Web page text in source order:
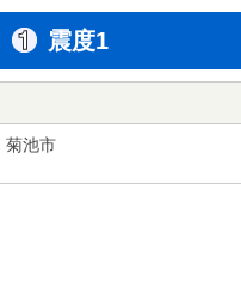
震度1
菊池市